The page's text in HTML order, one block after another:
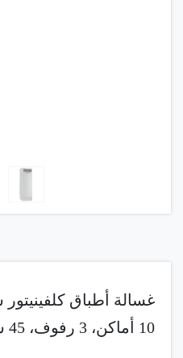
غسالة أطباق
10 أماكن، 3 رفوف، 45 سم، فضي - FSDA10